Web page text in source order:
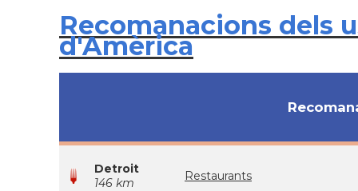
Recomanacions dels
d'Amèrica
Detroit
146 km
Restaurants